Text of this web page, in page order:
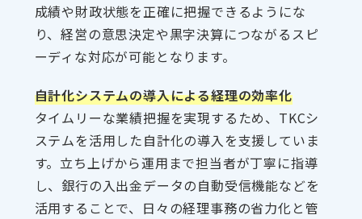
成績や財政状態を正確に把握できるようにな
り、経営の意思決定や黒字決算につながるスピ
ーディな対応が可能となります。
自計化システムの導入による経理の効率化
タイムリーな業績把握を実現するため、TKCシ
ステムを活用した自計化の導入を支援していま
す。立ち上げから運用まで担当者が丁寧に指導
し、銀行の入出金データの自動受信機能などを
活用することで、日々の経理事務の省力化と管